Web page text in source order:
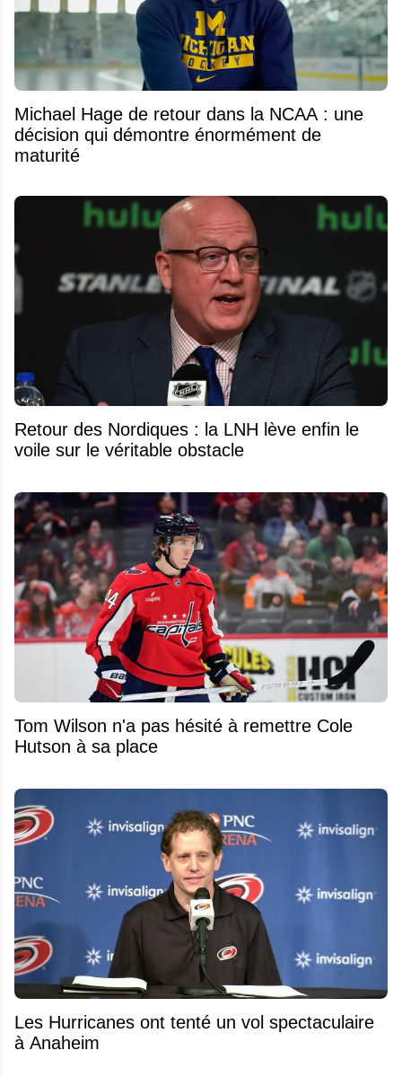
Michael Hage de retour dans la NCAA : une
décision qui démontre énormément de
maturité
Retour des Nordiques : la LNH lève enfin le
voile sur le véritable obstacle
Tom Wilson n'a pas hésité à remettre Cole
Hutson à sa place
Les Hurricanes ont tenté un vol spectaculaire
à Anaheim